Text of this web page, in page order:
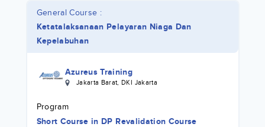
General Course :
Ketatalaksanaan Pelayaran Niaga Dan
Kepelabuhan
Azureus Training
Jakarta Barat, DKI Jakarta
Program
Short Course in DP Revalidation Course